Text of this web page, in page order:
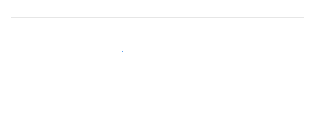
Pievienoties citiem viesu uzņēmējiem